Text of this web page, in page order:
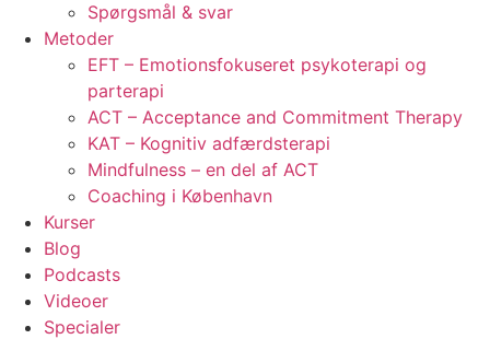
Spørgsmål & svar
Metoder
EFT – Emotionsfokuseret psykoterapi og
parterapi
ACT – Acceptance and Commitment Therapy
KAT – Kognitiv adfærdsterapi
Mindfulness – en del af ACT
Coaching i København
Kurser
Blog
Podcasts
Videoer
Specialer